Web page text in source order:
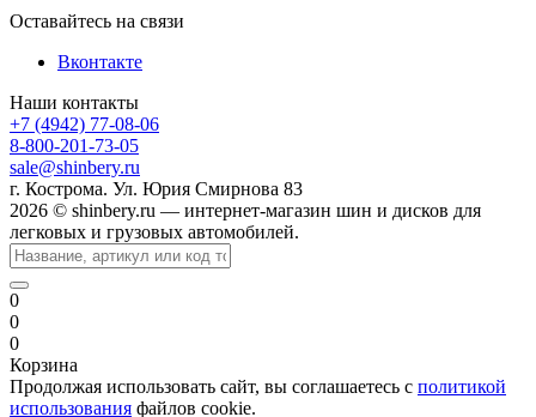
Оставайтесь на связи
Вконтакте
Наши контакты
+7 (4942) 77-08-06
8-800-201-73-05
sale@shinbery.ru
г. Кострома. Ул. Юрия Смирнова 83
2026 © shinbery.ru — интернет-магазин шин и дисков для
легковых и грузовых автомобилей.
0
0
0
Корзина
Продолжая использовать сайт, вы соглашаетесь с политикой
использования файлов cookie.